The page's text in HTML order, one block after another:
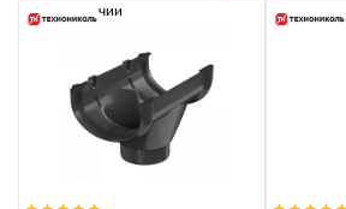
В наличии В